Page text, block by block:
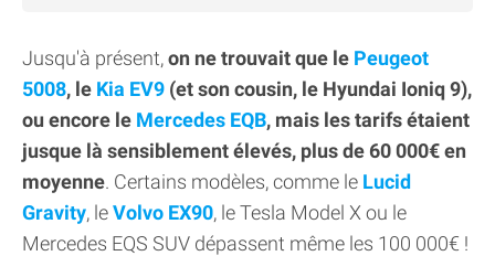
Jusqu'à présent,on ne trouvait que le Peugeot
5008, le Kia EV9 (et son cousin, le Hyundai Ioniq 9),
ou encore le Mercedes EQB, mais les tarifs étaient
jusque là sensiblement élevés, plus de 60 000€ en
moyenne. Certains modèles, comme le Lucid
Gravity, leVolvo EX90, le Tesla Model X ou le
Mercedes EQS SUV dépassent même les 100 000€ !